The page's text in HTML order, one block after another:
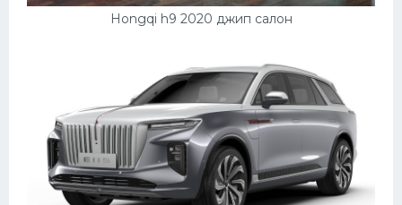
Hongqi h9 2020 джип салон